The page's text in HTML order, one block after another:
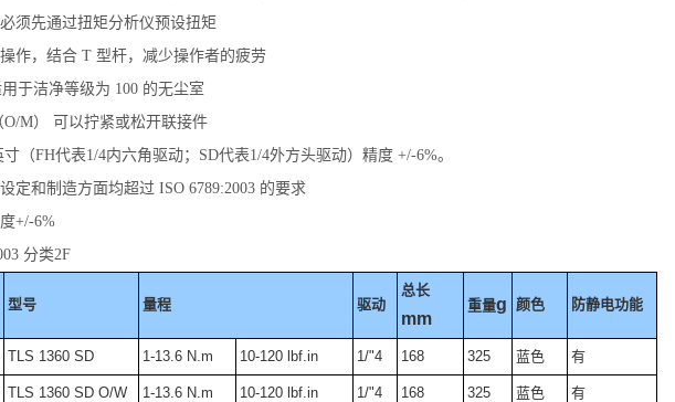
须先通过扭矩分析仪预设扭矩
作，结合 T 型杆，减少操作者的疲劳
于洁净等级为 100 的无尘室
O/M） 可以拧紧或松开联接件
（FH代表1/4内六角驱动；SD代表1/4外方头驱动）精度 +/-6%。
定和制造方面均超过 ISO 6789:2003 的要求
+/-6%
分类2F
型号 量程 驱动
总长
mm
重量g 颜色 防静电功能
TLS 1360 SD 1-13.6 N.m 10-120 lbf.in 1/"4 168 325 蓝色 有
TLS 1360 SD O/W 1-13.6 N.m 10-120 lbf.in 1/"4 168 325 蓝色 有